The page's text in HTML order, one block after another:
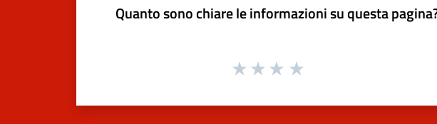
Quanto sono chiare le informazioni su questa